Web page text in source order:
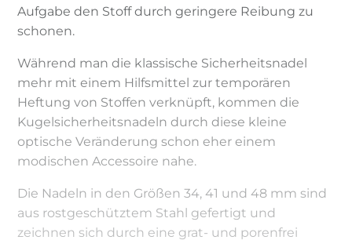
Aufgabe den Stoff durch geringere Reibung zu
schonen.
Während man die klassische Sicherheitsnadel
mehr mit einem Hilfsmittel zur temporären
Heftung von Stoffen verknüpft, kommen die
Kugelsicherheitsnadeln durch diese kleine
optische Veränderung schon eher einem
modischen Accessoire nahe.
Die Nadeln in den Größen 34, 41 und 48 mm sind
aus rostgeschütztem Stahl gefertigt und
zeichnen sich durch eine grat- und porenfrei